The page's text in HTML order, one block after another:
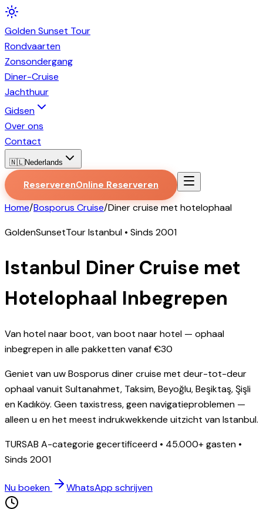
GoldenSunset Tour
Rondvaarten
Zonsondergang
Diner-Cruise
Jachthuur
Gidsen
Over ons
Contact
🇳🇱Nederlands
ReserverenOnline Reserveren
Home/Bosporus Cruise/Diner cruise met hotelophaal
GoldenSunsetTour Istanbul • Sinds 2001
Istanbul Diner Cruise met
Hotelophaal Inbegrepen
Van hotel naar boot, van boot naar hotel — ophaal
inbegrepen in alle pakketten vanaf €30
Geniet van uw Bosporus diner cruise met deur-tot-deur
ophaal vanuit Sultanahmet, Taksim, Beyoğlu, Beşiktaş, Şişli
en Kadıköy. Geen taxistress, geen navigatieproblemen —
alleen u en het meest indrukwekkende uitzicht van Istanbul.
TURSAB A-categorie gecertificeerd • 45.000+ gasten •
Sinds 2001
Nu boeken WhatsApp schrijven